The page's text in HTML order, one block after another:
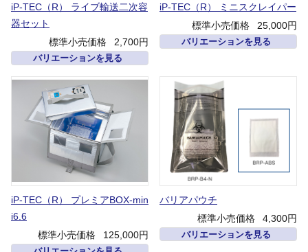
iP-TEC（R） ライブ輸送二次容
器セット
標準小売価格
2,700円
バリエーションを見る
iP-TEC（R） ミニスクレイパー
標準小売価格
25,000円
バリエーションを見る
iP-TEC（R） プレミアBOX-min
i6.6
標準小売価格
125,000円
バリアパウチ
標準小売価格
4,300円
バリエーションを見る